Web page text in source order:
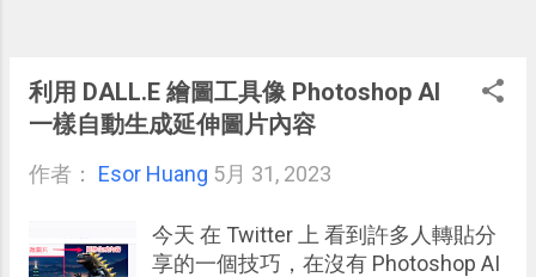
利用 DALL.E 繪圖工具像 Photoshop AI
一樣自動生成延伸圖片內容
作者： Esor Huang 5月 31, 2023
今天 在 Twitter 上 看到許多人轉貼分
享的一個技巧，在沒有 Photoshop AI